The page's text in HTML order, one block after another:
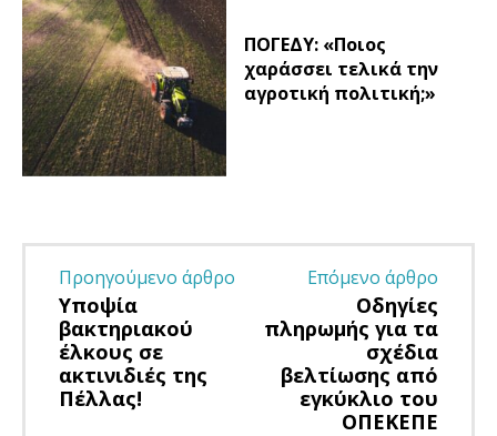
ΠΟΓΕΔΥ: «Ποιος
χαράσσει τελικά την
αγροτική πολιτική;»
Προηγούμενο άρθρο
Υποψία
βακτηριακού
έλκους σε
ακτινιδιές της
Πέλλας!
Επόμενο άρθρο
Οδηγίες
πληρωμής για τα
σχέδια
βελτίωσης από
εγκύκλιο του
ΟΠΕΚΕΠΕ